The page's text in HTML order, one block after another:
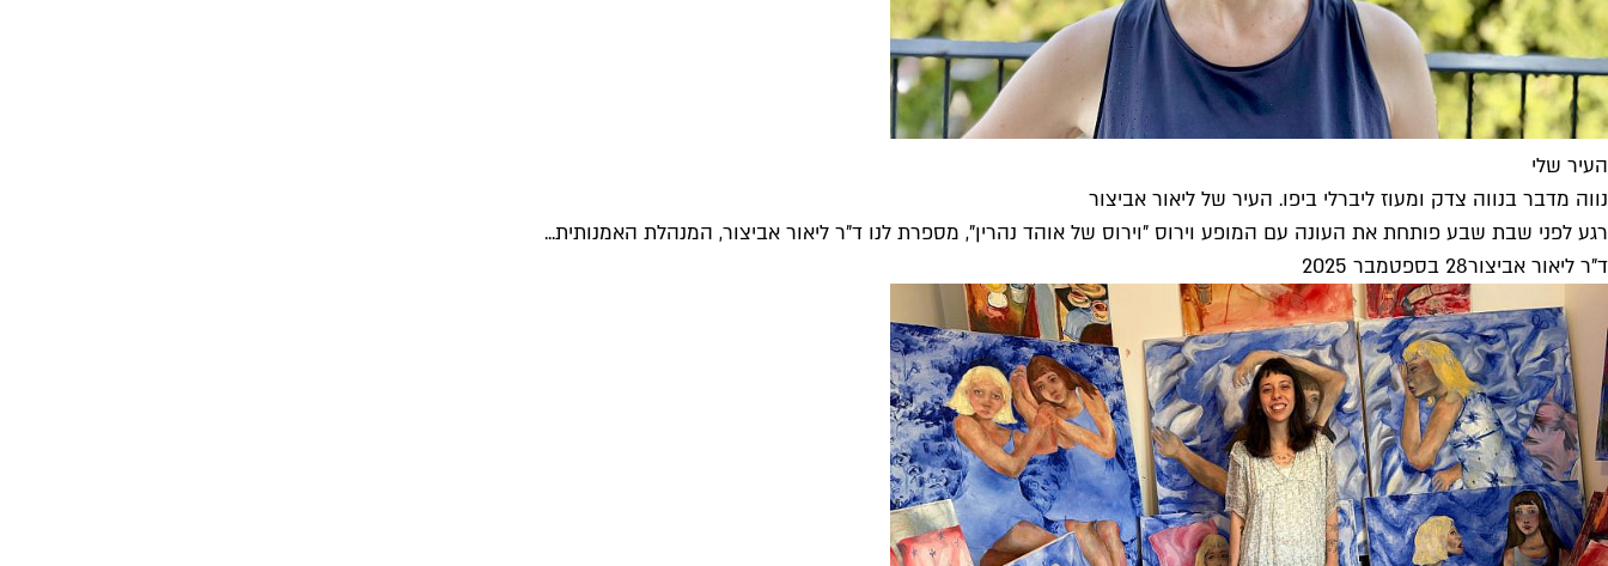
העיר שלי
נווה מדבר בנווה צדק ומעוז ליברלי ביפו. העיר של ליאור אביצור
רגע לפני שבת שבע פותחת את העונה עם המופע וירוס "וירוס של אוהד נהרין", מספרת לנו ד"ר ליאור אביצור, המנהלת האמנותית...
ד"ר ליאור אביצור28 בספטמבר 2025